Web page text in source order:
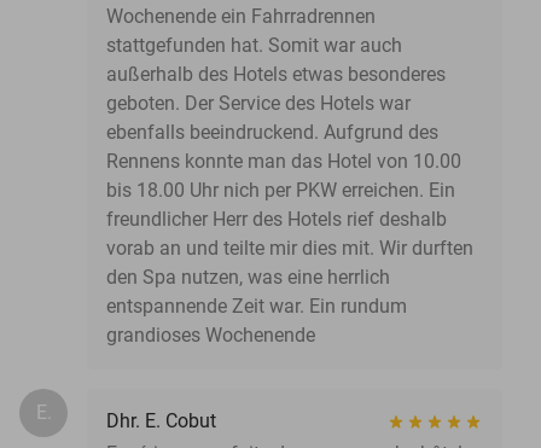
Wochenende ein Fahrradrennen
stattgefunden hat. Somit war auch
außerhalb des Hotels etwas besonderes
geboten. Der Service des Hotels war
ebenfalls beeindruckend. Aufgrund des
Rennens konnte man das Hotel von 10.00
bis 18.00 Uhr nich per PKW erreichen. Ein
freundlicher Herr des Hotels rief deshalb
vorab an und teilte mir dies mit. Wir durften
den Spa nutzen, was eine herrlich
entspannende Zeit war. Ein rundum
grandioses Wochenende
E.
Dhr. E. Cobut